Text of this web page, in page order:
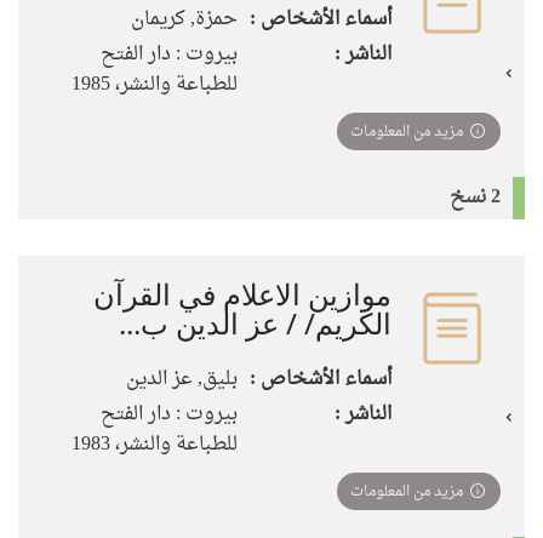
أسماء الأشخاص : حمزة, كريمان
الناشر :
بيروت : دار الفتح
للطباعة والنشر، 1985
مزيد من المعلومات
2 نسخ
موازين الاعلام في القرآن
الكريم/ / عز الدين ب...
أسماء الأشخاص : بليق, عز الدين
الناشر :
بيروت : دار الفتح
للطباعة والنشر، 1983
مزيد من المعلومات